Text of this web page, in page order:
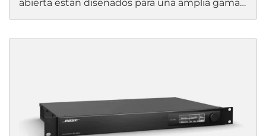
abierta están diseñados para una amplia gama
de aplicaciones, desde pequeños proyectos
máximo rendimiento.